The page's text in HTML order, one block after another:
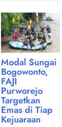
Modal Sungai
Bogowonto,
FAJI
Purworejo
Targetkan
Emas di Tiap
Kejuaraan